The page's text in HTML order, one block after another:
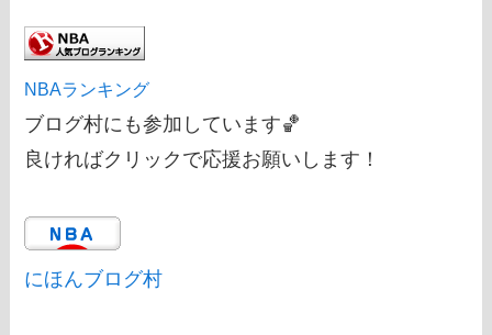
NBAランキング
ブログ村にも参加しています🏀
良ければクリックで応援お願いします！
にほんブログ村